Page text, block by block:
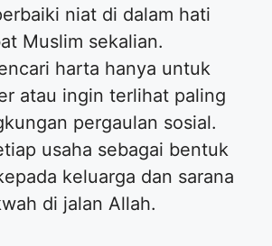
niat di dalam hati
Muslim sekalian.
harta hanya untuk
atau ingin terlihat paling
pergaulan sosial.
usaha sebagai bentuk
keluarga dan sarana
di jalan Allah.